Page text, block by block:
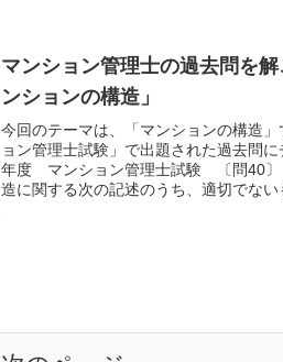
マンション管理士の過去問を
ンションの構造」
今回のテーマは、「マンションの構造
ョン管理士試験」で出題された過去問
年度 マンション管理士試験 〔問40
造に関する次の記述のうち、適切でない